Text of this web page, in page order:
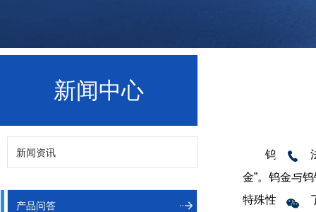
新闻中心
新闻资讯
产品问答
钨金的说
金”。钨金与
特殊性，避免